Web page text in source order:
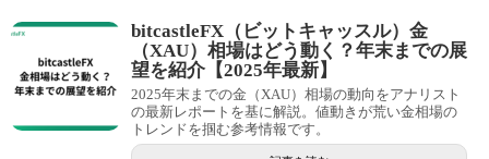
bitcastleFX（ビットキャッスル）金
（XAU）相場はどう動く？年末までの展
望を紹介【2025年最新】
2025年末までの金（XAU）相場の動向をアナリスト
の最新レポートを基に解説。値動きが荒い金相場の
トレンドを掴む参考情報です。